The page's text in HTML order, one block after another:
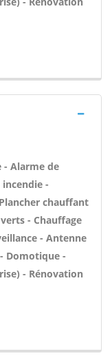
- Alarme de
-
chauffant
- Chauffage
- Antenne
Domotique -
- Rénovation